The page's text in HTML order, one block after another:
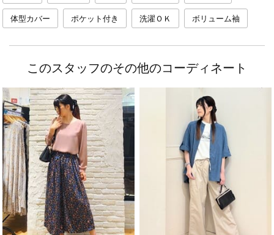
体型カバー ポケット付き 洗濯ＯＫ ボリューム袖
このスタッフのその他のコーディネート